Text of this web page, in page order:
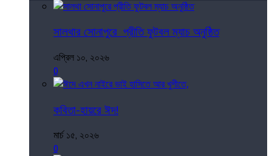
সালথার সোনাপুরে প্রীতি ফুটবল ম্যাচ অনুষ্ঠিত
এপ্রিল ১০, ২০২৬
0
কবিতা-হায়রে ঈদ!
মার্চ ১৫, ২০২৬
0